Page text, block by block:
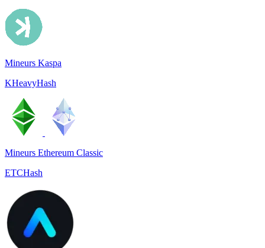
Mineurs Kaspa
KHeavyHash
Mineurs Ethereum Classic
ETCHash